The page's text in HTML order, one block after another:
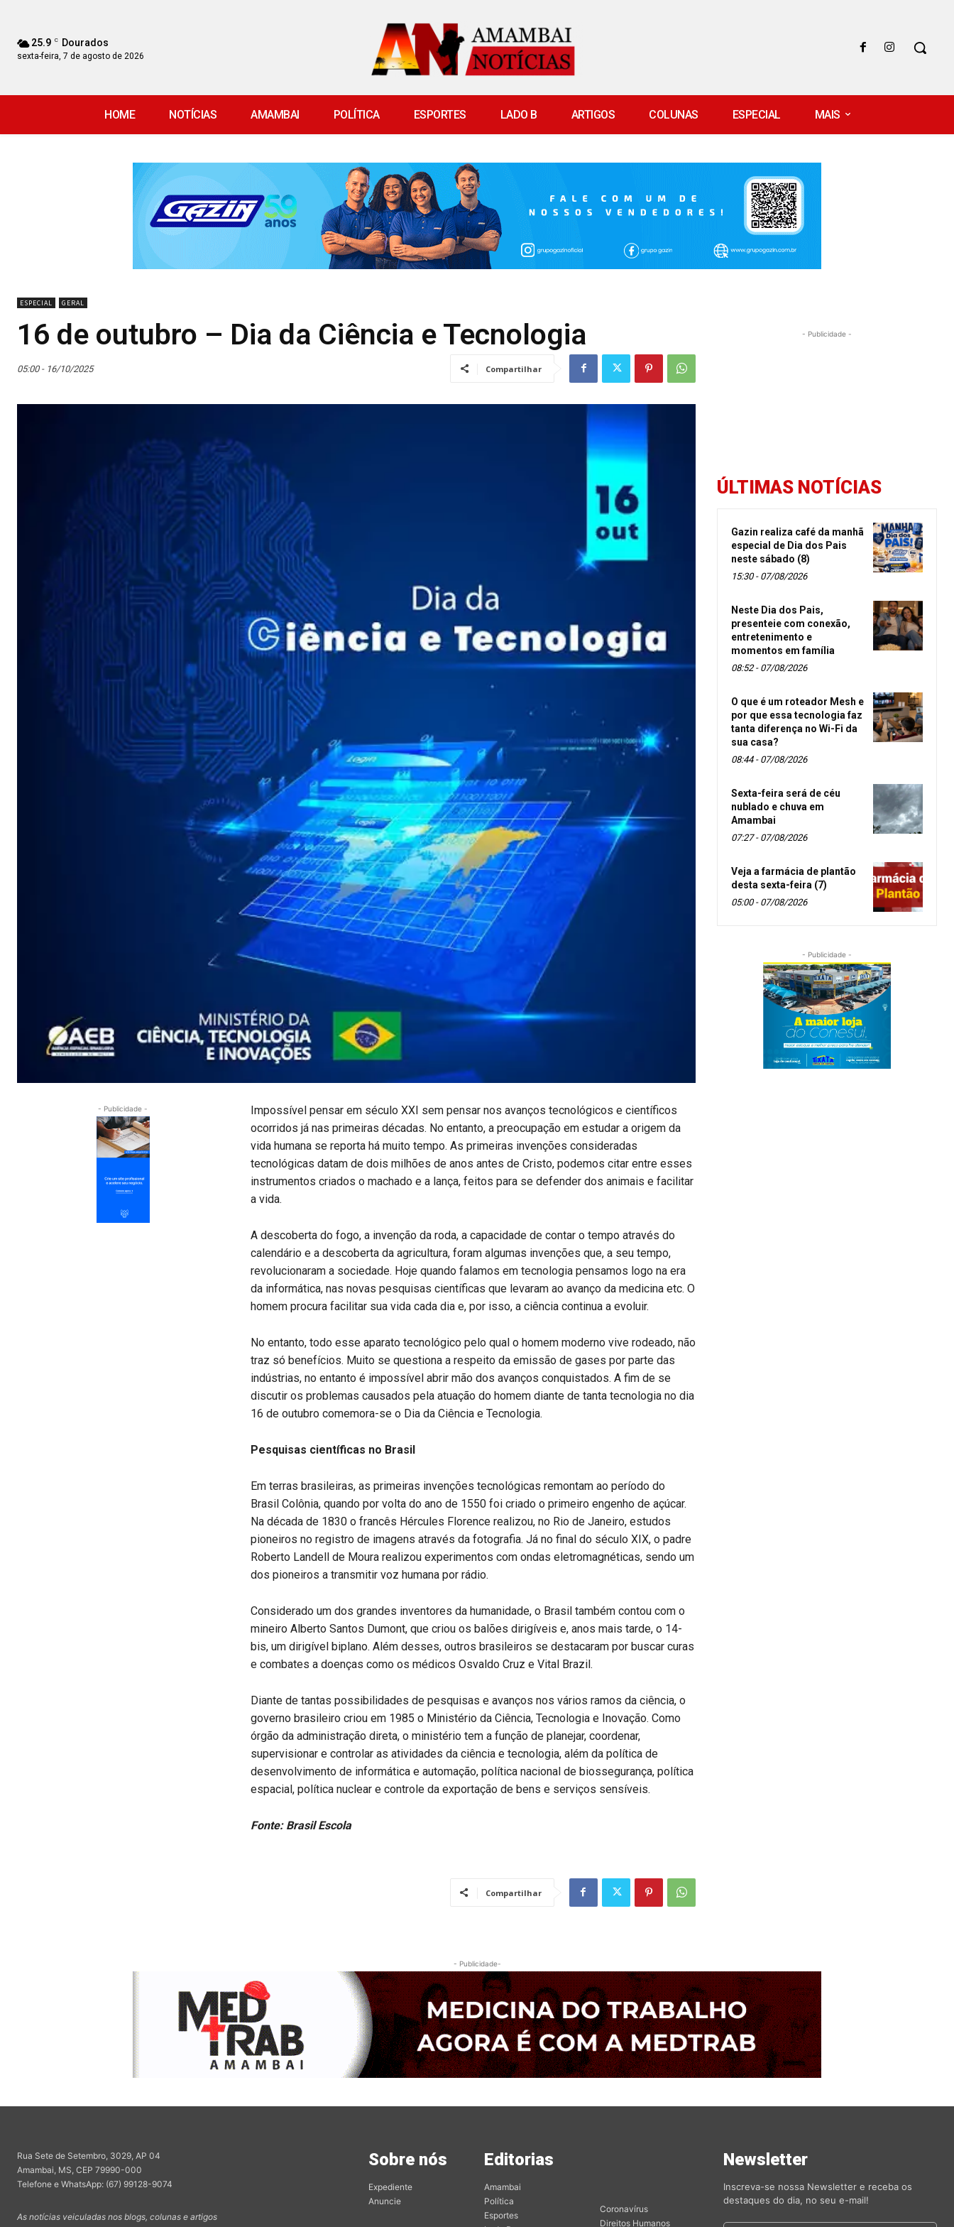
25.9 C Dourados
sexta-feira, 7 de agosto de 2026
HOME NOTÍCIAS AMAMBAI POLÍTICA ESPORTES LADO B ARTIGOS COLUNAS ESPECIAL MAIS
ESPECIAL GERAL
16 de outubro – Dia da Ciência e Tecnologia
05:00 - 16/10/2025 Compartilhar
- Publicidade -
Impossível pensar em século XXI sem pensar nos avanços tecnológicos e científicos
ocorridos já nas primeiras décadas. No entanto, a preocupação em estudar a origem da
vida humana se reporta há muito tempo. As primeiras invenções consideradas
tecnológicas datam de dois milhões de anos antes de Cristo, podemos citar entre esses
instrumentos criados o machado e a lança, feitos para se defender dos animais e facilitar
a vida.
A descoberta do fogo, a invenção da roda, a capacidade de contar o tempo através do
calendário e a descoberta da agricultura, foram algumas invenções que, a seu tempo,
revolucionaram a sociedade. Hoje quando falamos em tecnologia pensamos logo na era
da informática, nas novas pesquisas científicas que levaram ao avanço da medicina etc. O
homem procura facilitar sua vida cada dia e, por isso, a ciência continua a evoluir.
No entanto, todo esse aparato tecnológico pelo qual o homem moderno vive rodeado, não
traz só benefícios. Muito se questiona a respeito da emissão de gases por parte das
indústrias, no entanto é impossível abrir mão dos avanços conquistados. A fim de se
discutir os problemas causados pela atuação do homem diante de tanta tecnologia no dia
16 de outubro comemora-se o Dia da Ciência e Tecnologia.
Pesquisas científicas no Brasil
Em terras brasileiras, as primeiras invenções tecnológicas remontam ao período do
Brasil Colônia, quando por volta do ano de 1550 foi criado o primeiro engenho de açúcar.
Na década de 1830 o francês Hércules Florence realizou, no Rio de Janeiro, estudos
pioneiros no registro de imagens através da fotografia. Já no final do século XIX, o padre
Roberto Landell de Moura realizou experimentos com ondas eletromagnéticas, sendo um
dos pioneiros a transmitir voz humana por rádio.
Considerado um dos grandes inventores da humanidade, o Brasil também contou com o
mineiro Alberto Santos Dumont, que criou os balões dirigíveis e, anos mais tarde, o 14-
bis, um dirigível biplano. Além desses, outros brasileiros se destacaram por buscar curas
e combates a doenças como os médicos Osvaldo Cruz e Vital Brazil.
Diante de tantas possibilidades de pesquisas e avanços nos vários ramos da ciência, o
governo brasileiro criou em 1985 o Ministério da Ciência, Tecnologia e Inovação. Como
órgão da administração direta, o ministério tem a função de planejar, coordenar,
supervisionar e controlar as atividades da ciência e tecnologia, além da política de
desenvolvimento de informática e automação, política nacional de biossegurança, política
espacial, política nuclear e controle da exportação de bens e serviços sensíveis.
Fonte: Brasil Escola
Compartilhar
- Publicidade -
ÚLTIMAS NOTÍCIAS
Gazin realiza café da manhã
especial de Dia dos Pais
neste sábado (8)
15:30 - 07/08/2026
Neste Dia dos Pais,
presenteie com conexão,
entretenimento e
momentos em família
08:52 - 07/08/2026
O que é um roteador Mesh e
por que essa tecnologia faz
tanta diferença no Wi-Fi da
sua casa?
08:44 - 07/08/2026
Sexta-feira será de céu
nublado e chuva em
Amambai
07:27 - 07/08/2026
Veja a farmácia de plantão
desta sexta-feira (7)
05:00 - 07/08/2026
- Publicidade -
- Publicidade-
Rua Sete de Setembro, 3029, AP 04
Amambai, MS, CEP 79990-000
Telefone e WhatsApp: (67) 99128-9074
As notícias veiculadas nos blogs, colunas e artigos
Sobre nós
Expediente
Anuncie
Editorias
Amambai
Política
Esportes
Coronavírus
Direitos Humanos
Newsletter
Inscreva-se nossa Newsletter e receba os
destaques do dia, no seu e-mail!